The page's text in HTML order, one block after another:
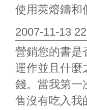
使用莢熔鑄和
2007-11-13
營銷您的書是
運作並且什麼
錢。當我第一
售沒有吃入我